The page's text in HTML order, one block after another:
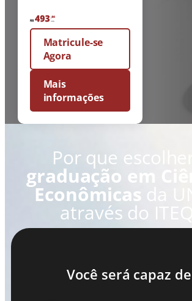
Matricule-se
Agora
Mais
informações
Por que escolher
graduação em
Econômicas da
através do ITEQ?
Você será capaz